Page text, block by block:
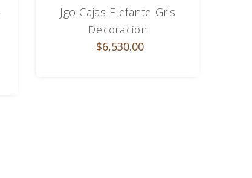
Jgo Cajas Elefante Gris
Decoración
$6,530.00